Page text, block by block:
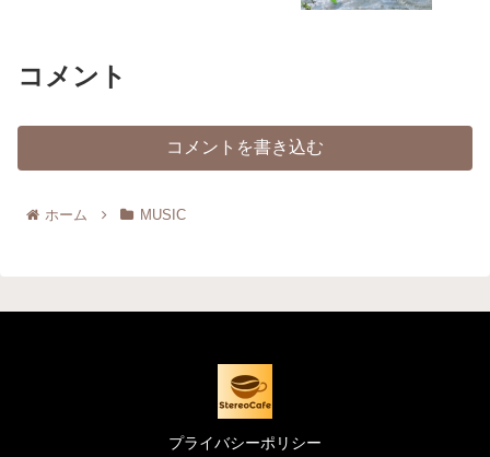
コメント
コメントを書き込む
ホーム MUSIC
プライバシーポリシー